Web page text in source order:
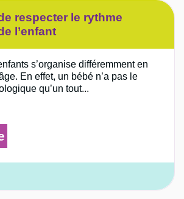
respecter le rythme
l’enfant
s’organise différemment en
En effet, un bébé n’a pas le
qu’un tout...